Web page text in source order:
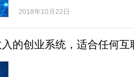
2018年10月22日
的创业系统，适合任何互